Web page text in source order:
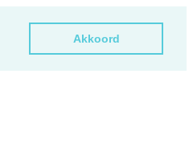
Akkoord